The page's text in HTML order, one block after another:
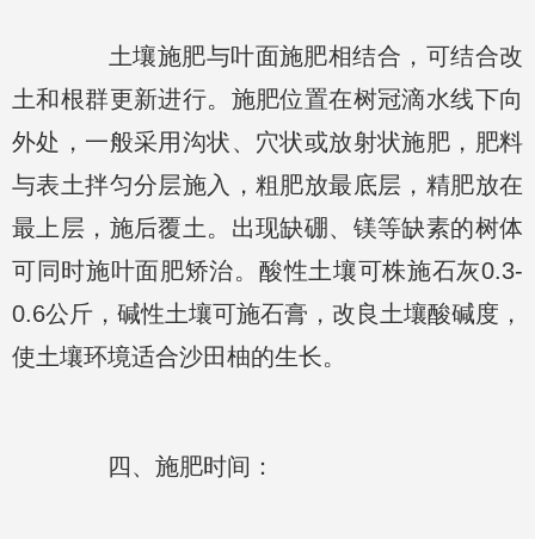
土壤施肥与叶面施肥相结合，可结合改
土和根群更新进行。施肥位置在树冠滴水线下向
外处，一般采用沟状、穴状或放射状施肥，肥料
与表土拌匀分层施入，粗肥放最底层，精肥放在
最上层，施后覆土。出现缺硼、镁等缺素的树体
可同时施叶面肥矫治。酸性土壤可株施石灰0.3-
0.6公斤，碱性土壤可施石膏，改良土壤酸碱度，
使土壤环境适合沙田柚的生长。
四、施肥时间：